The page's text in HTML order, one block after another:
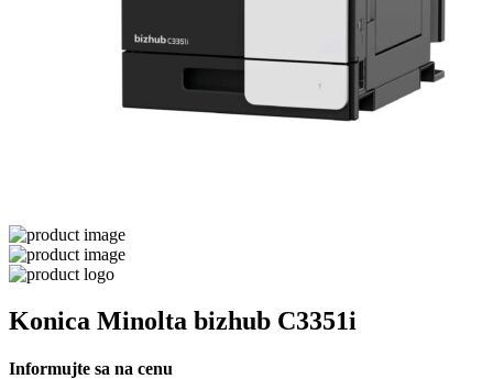
Konica Minolta bizhub C3351i
Informujte sa na cenu